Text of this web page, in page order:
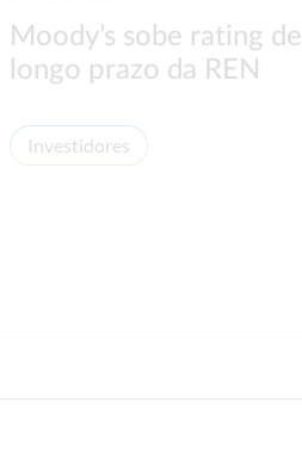
Moody’s sobe rating de
longo prazo da REN
Investidores